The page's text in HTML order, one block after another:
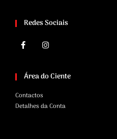
Redes Sociais
Área do Ciente
Contactos
Detalhes da Conta